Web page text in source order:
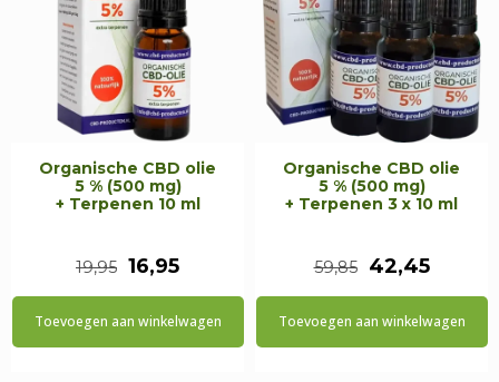
Organische CBD olie
5 % (500 mg)
+ Terpenen 10 ml
19,95 Oorspronkelijke
prijs
16,95Huidige
prijs
Toevoegen aan winkelwagen
Organische CBD olie
5 % (500 mg)
+ Terpenen 3 x 10 ml
59,85
prijs
42,45
prijs
is:
Toevoegen aan winkelwagen